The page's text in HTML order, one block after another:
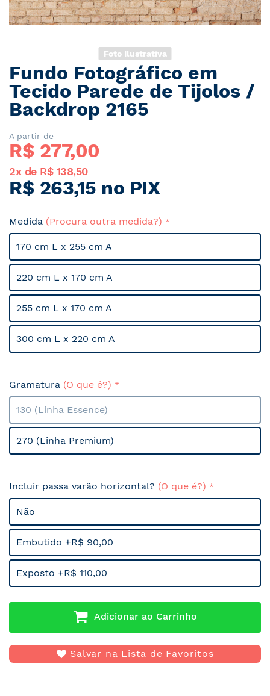
Foto Ilustrativa
Saltar
para
o
início
Galeria
de
imagens
Fundo Fotográfico em
Tecido Parede de Tijolos /
Backdrop 2165
A partir de
R$ 277,00
2x de R$ 138,50
R$ 263,15 no PIX
Medida (Procura outra medida?)
170 cm L x 255 cm A
220 cm L x 170 cm A
255 cm L x 170 cm A
300 cm L x 220 cm A
Gramatura (O que é?)
130 (Linha Essence)
270 (Linha Premium)
Incluir passa varão horizontal? (O que é?)
Não
Embutido +R$ 90,00
Exposto +R$ 110,00
Adicionar ao Carrinho
Salvar na Lista de Favoritos